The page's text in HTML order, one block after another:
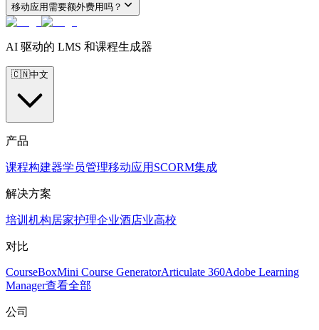
移动应用需要额外费用吗？
AI 驱动的 LMS 和课程生成器
🇨🇳中文
产品
课程构建器学员管理移动应用 SCORM集成
解决方案
培训机构居家护理企业酒店业高校
对比
CourseBoxMini Course GeneratorArticulate 360Adobe Learning
Manager查看全部
公司